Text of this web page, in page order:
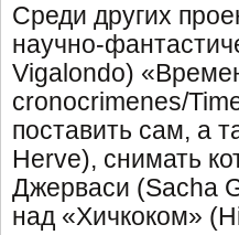
Среди других
научно-
Vigalondo)
cronocrimenes/
поставить сам, а
Herve), снимать
Джерваси (Sacha
над «Хичкоком»